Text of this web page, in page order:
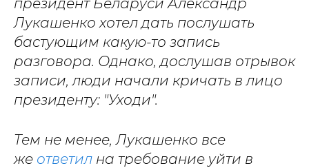
Лукашенко хотел дать послушать
бастующим какую-то запись
разговора. Однако, дослушав отрывок
записи, люди начали кричать в лицо
президенту: "Уходи".
Тем не менее, Лукашенко все
же ответил на требование уйти в